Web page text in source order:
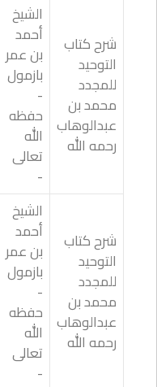
شرح كتاب
التوحيد
للمجدد
محمد بن
عبدالوهاب
رحمه الله
الشيخ
أحمد
بن عمر
بازمول
-
حفظه
الله
تعالى
-
شرح كتاب
التوحيد
للمجدد
محمد بن
عبدالوهاب
رحمه الله
الشيخ
أحمد
بن عمر
بازمول
-
حفظه
الله
تعالى
-